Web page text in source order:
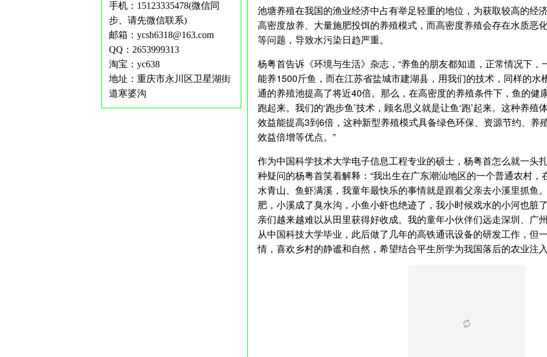
手机：15123335478(微信同
步、请先微信联系)
邮箱：ycsh6318@163.com
QQ：2653999313
淘宝：yc638
地址：重庆市永川区卫星湖街
道寒婆沟
池塘养殖在我国的渔业经济中占有举足轻重的地位，为获取较高的经
高密度放养、大量施肥投饵的养殖模式，而高密度养殖会存在水质恶
等问题，导致水污染日趋严重。
杨粤首告诉《环境与生活》杂志，“养鱼的朋友都知道，正常情况下
能养1500斤鱼，而在江苏省盐城市建湖县，用我们的技术，同样的水
通的养殖池提高了将近40倍。那么，在高密度的养殖条件下，鱼的健
跑起来。我们的‘跑步鱼’技术，顾名思义就是让鱼‘跑’起来。这种养
效益能提高3到6倍，这种新型养殖模式具备绿色环保、资源节约、养
效益倍增等优点。”
作为中国科学技术大学电子信息工程专业的硕士，杨粤首怎么就一头
种疑问的杨粤首笑着解释：“我出生在广东潮汕地区的一个普通农村
水青山、鱼虾满溪，我童年最快乐的事情就是跟着父亲去小溪里抓鱼
肥，小溪成了臭水沟，小鱼小虾也绝迹了，我小时候戏水的小河也脏
亲们越来越难以从田里获得好收成。我的童年小伙伴们远走深圳、广
从中国科技大学毕业，此后做了几年的高铁通讯设备的研发工作，但
情，喜欢乡村的静谧和自然，希望结合平生所学为我国落后的农业注